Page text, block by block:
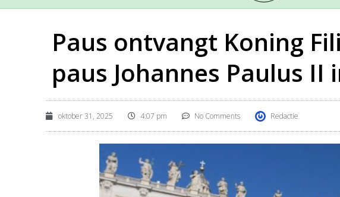
Paus ontvangt Koning
paus Johannes Paulus
oktober 31, 2025 4:07 pm No Comments Redactie